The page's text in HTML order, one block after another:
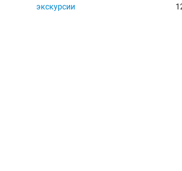
экскурсии